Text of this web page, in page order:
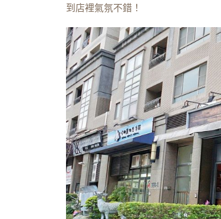
到店裡氣氛不錯！